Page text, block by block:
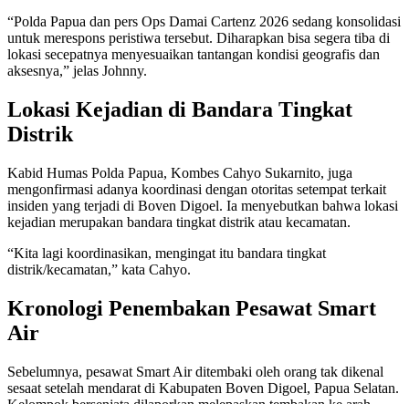
“Polda Papua dan pers Ops Damai Cartenz 2026 sedang konsolidasi
untuk merespons peristiwa tersebut. Diharapkan bisa segera tiba di
lokasi secepatnya menyesuaikan tantangan kondisi geografis dan
aksesnya,” jelas Johnny.
Lokasi Kejadian di Bandara Tingkat
Distrik
Kabid Humas Polda Papua, Kombes Cahyo Sukarnito, juga
mengonfirmasi adanya koordinasi dengan otoritas setempat terkait
insiden yang terjadi di Boven Digoel. Ia menyebutkan bahwa lokasi
kejadian merupakan bandara tingkat distrik atau kecamatan.
“Kita lagi koordinasikan, mengingat itu bandara tingkat
distrik/kecamatan,” kata Cahyo.
Kronologi Penembakan Pesawat Smart
Air
Sebelumnya, pesawat Smart Air ditembaki oleh orang tak dikenal
sesaat setelah mendarat di Kabupaten Boven Digoel, Papua Selatan.